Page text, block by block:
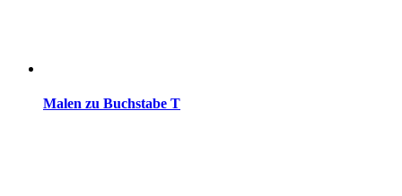
Malen zu Buchstabe T